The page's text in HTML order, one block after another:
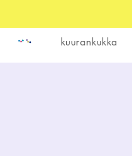
kuurankukka